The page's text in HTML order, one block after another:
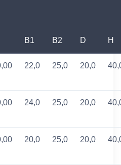
B1 B2 D H
22,0 25,0 20,0
24,0 25,0 20,0
20,0 25,0 20,0